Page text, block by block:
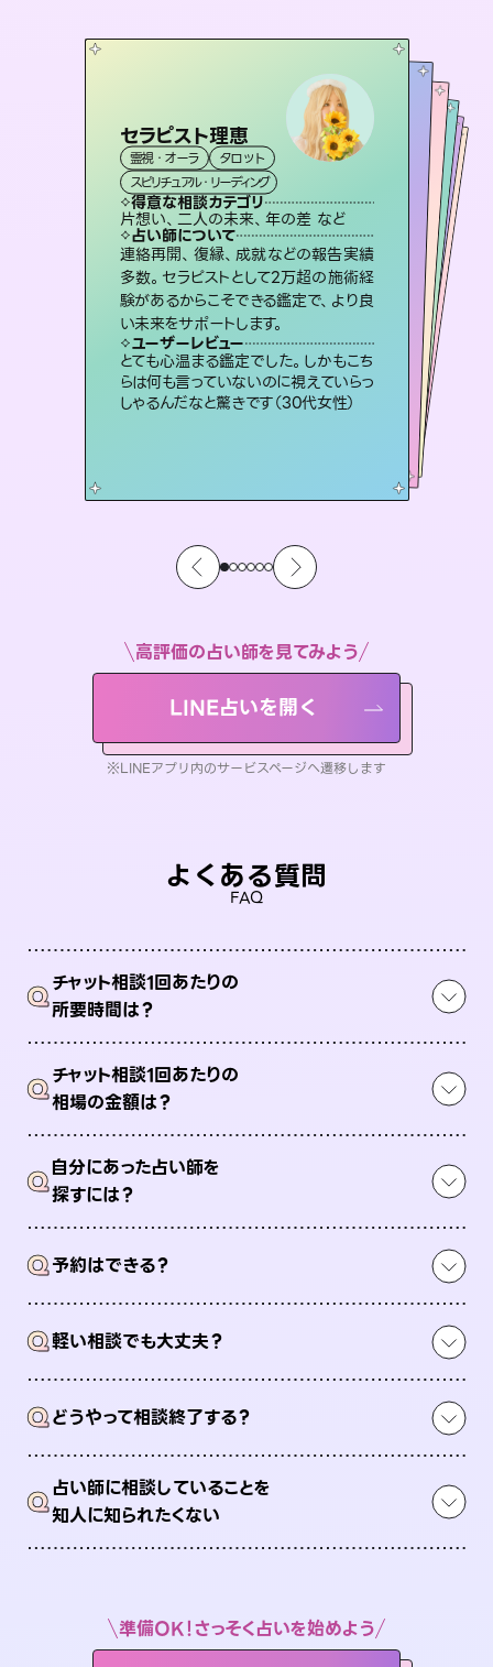
セラピスト理恵
霊視・オーラ
タロット
スピリチュアル・リーディング
得意な相談カテゴリ
片想い、二人の未来、年の差 など
占い師について
連絡再開、復縁、成就などの報告実績
多数。セラピストとして2万超の施術経
験があるからこそできる鑑定で、より良
い未来をサポートします。
ユーザーレビュー
とても心温まる鑑定でした。しかもこち
らは何も言っていないのに視えていらっ
しゃるんだなと驚きです（30代女性）
未来視師＊花
霊視・オーラ 心理学
スピリチュアル・リーディング
得意な相談カテゴリ
出逢い、片想い、復縁 など
占い師について
未来には何パターンもの選択肢があり
ます。不安で視えにくくなっているあな
たの素敵な未来を見つけ、その未来を
選択できるようアドバイスします。
ユーザーレビュー
職場の人の性質や人間関係、本心など
本当によく視えていてびっくり。対策が
打てて前向きになれます（40代）
桃源珠羽（とうげんみう）
霊視・オーラ
スピリチュアル・リーディング
得意な相談カテゴリ
片想い、あの人の気持ち、復縁 など
占い師について
恋愛のお悩みの中でも特に「曖昧な関
係」の相談を得意としており、友達以上
恋人未満なお相手との今後や本音を丁
寧に読み解き恋愛成就へと導きます。
ユーザーレビュー
鑑定していただいてアドバイス通りに行
動すると仲が復活してきました。ありが
とうございました（40代 女性）
彗望（すいぼう
霊視・オーラ
スピリチュアル・リーディング
得意な相談カテゴリ
片想い、あの人の気持ち、復縁 など
占い師について
3,700年以上の歴史を持つ東洋最古の占術「易占」で詳細まで占い、幸せへ向かう道筋を示します。厳しい結果にも具体的な対策をお伝えします。
ユーザーレビュー
複雑な背景もしっかり聞いて鑑定して
いただけました。気持ちが楽になりまし
た（50代 女性）
アイリス -iris-
西洋占星術
ルーン
得意な相談カテゴリ
恋愛総合、片想い、二人の未来 など
占い師について
復縁、恋愛、不倫の行方、同性愛や片
思い、仕事関係や借金問題まで知りた
いことや心の負担になっていることを
紐解き、背中をそっと押して導きます。
ユーザーレビュー
安心感のあり、言い切ってくれる所や濁
さない鑑定のおかげで、毎回自分の気
持ちを整えられます（30代 男性）
おう 霊感オラクル
霊視・オーラ
オラクルカード
得意な相談カテゴリ
恋愛総合、あの人の気持ち など
占い師について
霊視×オラクルカードを使って「今」と
「未来」そして「気になるあの人の気持
ち」まで丁寧に読み解き、恋や人生のヒ
ントを優しく引き出します。
ユーザーレビュー
不安な気持ちが嘘みたいに晴れまし
た…！よく視えていらっしゃるんだなと
感じました（40代 女性）
高評価の占い師を見てみよう
LINE占いを開く
※LINEアプリ内のサービスページへ遷移します
よくある質問
FAQ
Qチャット相談1回あたりの
所要時間は？
Qチャット相談1回あたりの
相場の金額は？
Q自分にあった占い師を
探すには？
Q予約はできる？
Q軽い相談でも大丈夫？
Qどうやって相談終了する？
Q占い師に相談していることを
知人に知られたくない
準備OK！さっそく占いを始めよう